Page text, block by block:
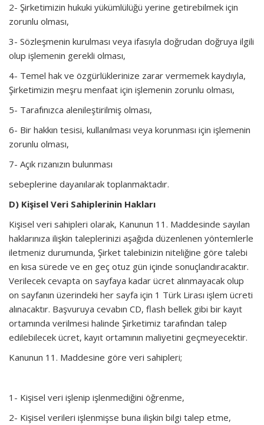
2- Şirketimizin hukuki yükümlülüğü yerine getirebilmek için
zorunlu olması,
3- Sözleşmenin kurulması veya ifasıyla doğrudan doğruya ilgili
olup işlemenin gerekli olması,
4- Temel hak ve özgürlüklerinize zarar vermemek kaydıyla,
Şirketimizin meşru menfaat için işlemenin zorunlu olması,
5- Tarafınızca alenileştirilmiş olması,
6- Bir hakkın tesisi, kullanılması veya korunması için işlemenin
zorunlu olması,
7- Açık rızanızın bulunması
sebeplerine dayanılarak toplanmaktadır.
D) Kişisel Veri Sahiplerinin Hakları
Kişisel veri sahipleri olarak, Kanunun 11. Maddesinde sayılan
haklarınıza ilişkin taleplerinizi aşağıda düzenlenen yöntemlerle
iletmeniz durumunda, Şirket talebinizin niteliğine göre talebi
en kısa sürede ve en geç otuz gün içinde sonuçlandıracaktır.
Verilecek cevapta on sayfaya kadar ücret alınmayacak olup
on sayfanın üzerindeki her sayfa için 1 Türk Lirası işlem ücreti
alınacaktır. Başvuruya cevabın CD, flash bellek gibi bir kayıt
ortamında verilmesi halinde Şirketimiz tarafından talep
edilebilecek ücret, kayıt ortamının maliyetini geçmeyecektir.
Kanunun 11. Maddesine göre veri sahipleri;
1- Kişisel veri işlenip işlenmediğini öğrenme,
2- Kişisel verileri işlenmişse buna ilişkin bilgi talep etme,